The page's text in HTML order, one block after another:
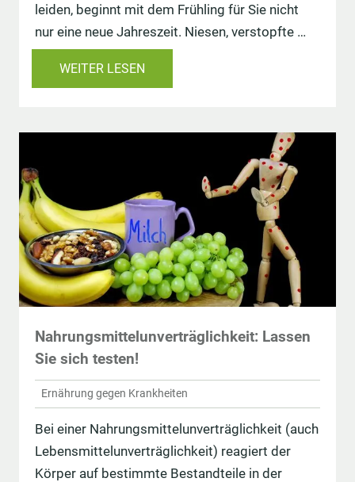
leiden, beginnt mit dem Frühling für Sie nicht
nur eine neue Jahreszeit. Niesen, verstopfte …
WEITER LESEN
Nahrungsmittelunverträglichkeit: Lassen
Sie sich testen!
Ernährung gegen Krankheiten
Bei einer Nahrungsmittelunverträglichkeit (auch
Lebensmittelunverträglichkeit) reagiert der
Körper auf bestimmte Bestandteile in der